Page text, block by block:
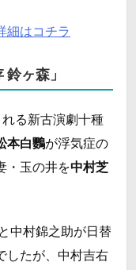
細はコチラ
ヶ森」
る新古演劇十種
本白鸚が浮気症の
・玉の井を中村芝
中村錦之助が日替
したが、中村吉右